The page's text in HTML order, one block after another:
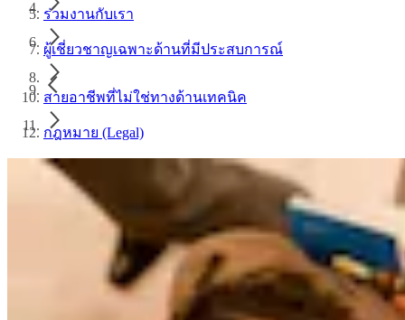
ร่วมงานกับเรา
ผู้เชี่ยวชาญเฉพาะด้านที่มีประสบการณ์
สายอาชีพที่ไม่ใช่ทางด้านเทคนิค
กฎหมาย (Legal)